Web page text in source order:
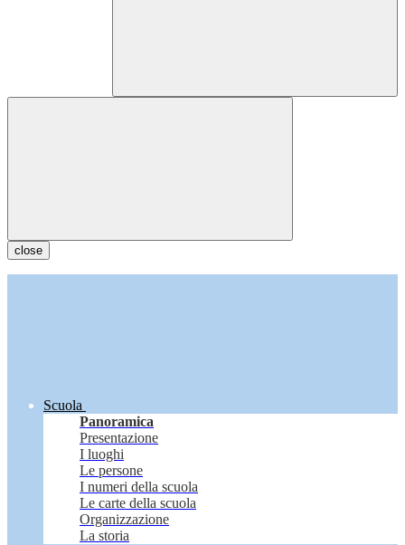
close
Scuola
Panoramica
Presentazione
I luoghi
Le persone
I numeri della scuola
Le carte della scuola
Organizzazione
La storia